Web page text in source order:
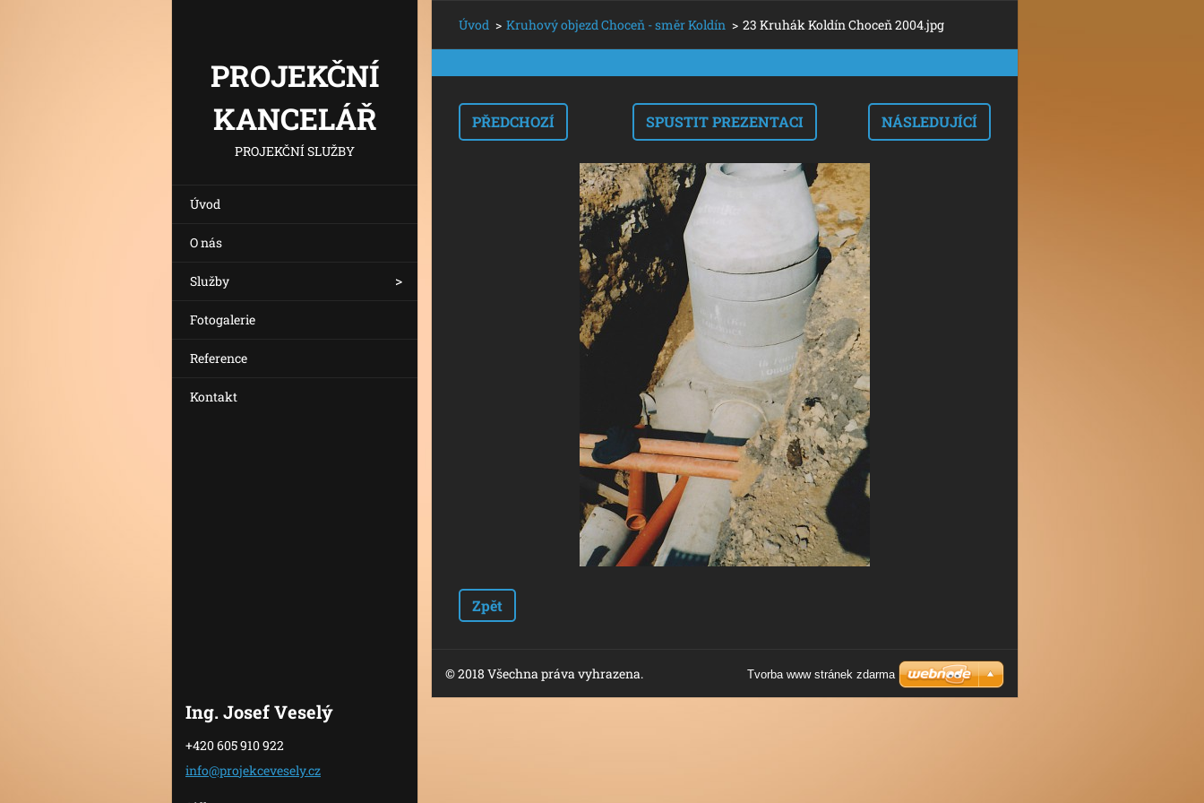
PROJEKČNÍ
KANCELÁŘ
PROJEKČNÍ SLUŽBY
Úvod
O nás
Služby
Fotogalerie
Reference
Kontakt
Ing. Josef Veselý
+420 605 910 922
info@projekcevesely.cz
Úvod > Kruhový objezd Choceň - směr Koldín > 23 Kruhák Koldín Choceň 2004.jpg
PŘEDCHOZÍ SPUSTIT PREZENTACI NÁSLEDUJÍCÍ
Zpět
© 2018 Všechna práva vyhrazena. Tvorba www stránek zdarma